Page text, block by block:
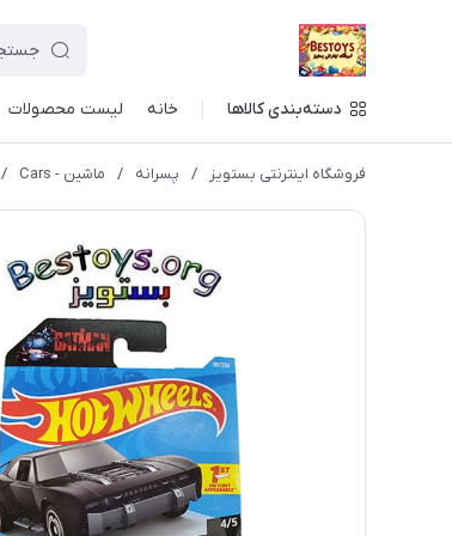
دسته‌بندی کالاها خانه لیست محصولات
فروشگاه اینترنتی بستویز / پسرانه / ماشین - Cars /